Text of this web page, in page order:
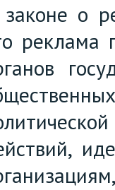
о
реклама